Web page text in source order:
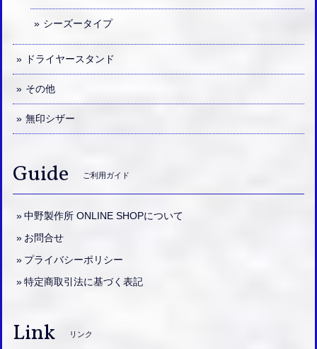
シーズータイプ
ドライヤースタンド
その他
無印シザー
Guide ご利用ガイド
中野製作所 ONLINE SHOPについて
お問合せ
プライバシーポリシー
特定商取引法に基づく表記
Link リンク